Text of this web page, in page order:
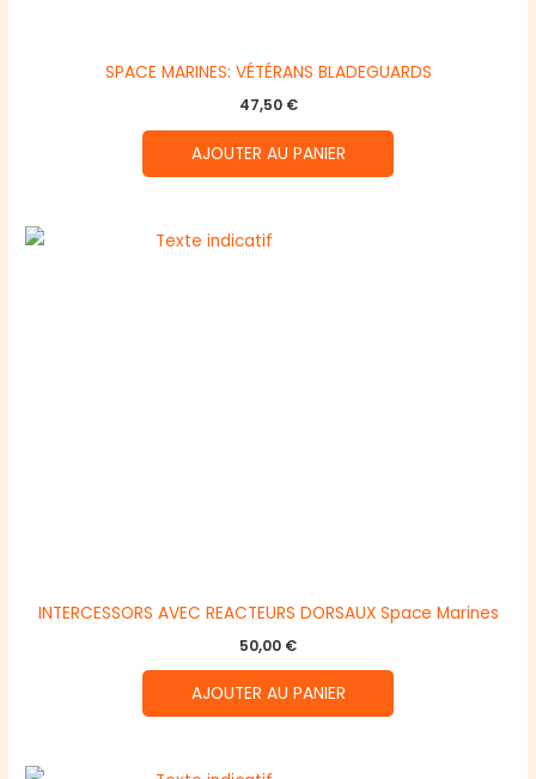
SPACE MARINES: VÉTÉRANS BLADEGUARDS
47,50 €
AJOUTER AU PANIER
INTERCESSORS AVEC REACTEURS DORSAUX Space Marines
50,00 €
AJOUTER AU PANIER